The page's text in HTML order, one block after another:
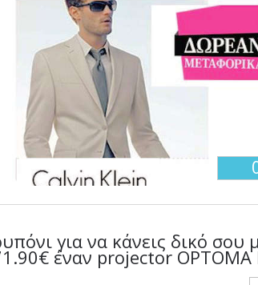
για να κάνεις δικό σου
έναν projector OPTOMA